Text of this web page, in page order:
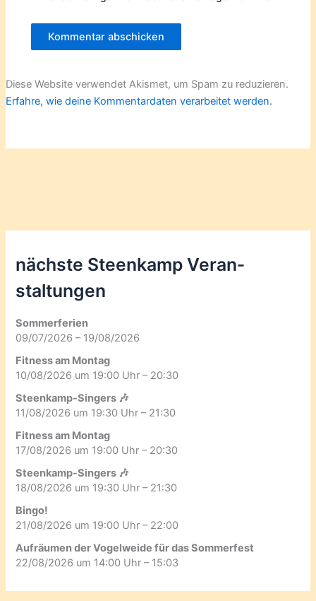
Diese Website verwendet Akismet, um Spam zu reduzieren.
Erfahre, wie deine Kommentardaten verarbeitet werden.
nächste Steenkamp Veran­
staltungen
Sommerferien
09/07/2026 – 19/08/2026
Fitness am Montag
10/08/2026 um 19:00 Uhr – 20:30
Steenkamp-Singers 🎶
11/08/2026 um 19:30 Uhr – 21:30
Fitness am Montag
17/08/2026 um 19:00 Uhr – 20:30
Steenkamp-Singers 🎶
18/08/2026 um 19:30 Uhr – 21:30
Bingo!
21/08/2026 um 19:00 Uhr – 22:00
Aufräumen der Vogelweide für das Sommerfest
22/08/2026 um 14:00 Uhr – 15:03